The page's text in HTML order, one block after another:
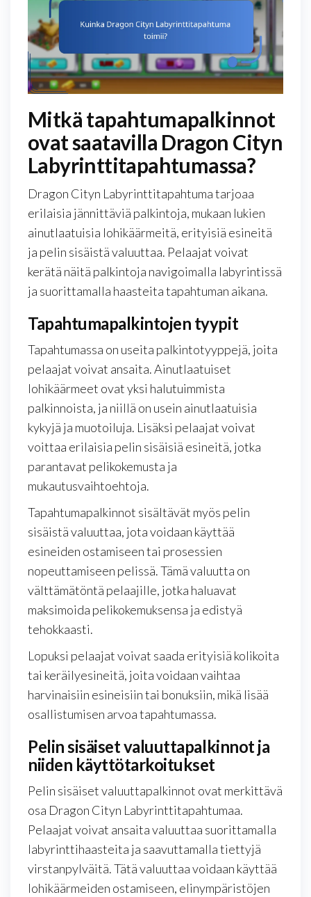
Mitkä tapahtumapalkinnot
ovat saatavilla Dragon Cityn
Labyrinttitapahtumassa?
Dragon Cityn Labyrinttitapahtuma tarjoaa
erilaisia jännittäviä palkintoja, mukaan lukien
ainutlaatuisia lohikäärmeitä, erityisiä esineitä
ja pelin sisäistä valuuttaa. Pelaajat voivat
kerätä näitä palkintoja navigoimalla labyrintissä
ja suorittamalla haasteita tapahtuman aikana.
Tapahtumapalkintojen tyypit
Tapahtumassa on useita palkintotyyppejä, joita
pelaajat voivat ansaita. Ainutlaatuiset
lohikäärmeet ovat yksi halutuimmista
palkinnoista, ja niillä on usein ainutlaatuisia
kykyjä ja muotoiluja. Lisäksi pelaajat voivat
voittaa erilaisia pelin sisäisiä esineitä, jotka
parantavat pelikokemusta ja
mukautusvaihtoehtoja.
Tapahtumapalkinnot sisältävät myös pelin
sisäistä valuuttaa, jota voidaan käyttää
esineiden ostamiseen tai prosessien
nopeuttamiseen pelissä. Tämä valuutta on
välttämätöntä pelaajille, jotka haluavat
maksimoida pelikokemuksensa ja edistyä
tehokkaasti.
Lopuksi pelaajat voivat saada erityisiä kolikoita
tai keräilyesineitä, joita voidaan vaihtaa
harvinaisiin esineisiin tai bonuksiin, mikä lisää
osallistumisen arvoa tapahtumassa.
Pelin sisäiset valuuttapalkinnot ja
niiden käyttötarkoitukset
Pelin sisäiset valuuttapalkinnot ovat merkittävä
osa Dragon Cityn Labyrinttitapahtumaa.
Pelaajat voivat ansaita valuuttaa suorittamalla
labyrinttihaasteita ja saavuttamalla tiettyjä
virstanpylväitä. Tätä valuuttaa voidaan käyttää
lohikäärmeiden ostamiseen, elinympäristöjen